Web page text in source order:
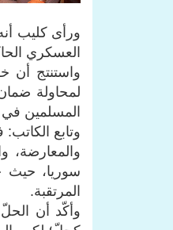
ورأى كليب
العسكري
واستنتج أن
لمحاولة
المسلمين في
وتابع
والمعارضة،
سوريا، حيث
المرتقبة.
وأكّد أن